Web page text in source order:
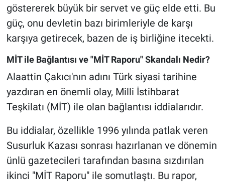
göstererek büyük bir servet ve güç elde etti. Bu
güç, onu devletin bazı birimleriyle de karşı
karşıya getirecek, bazen de iş birliğine itecekti.
MİT ile Bağlantısı ve "MİT Raporu" Skandalı Nedir?
Alaattin Çakıcı'nın adını Türk siyasi tarihine
yazdıran en önemli olay, Milli İstihbarat
Teşkilatı (MİT) ile olan bağlantısı iddialarıdır.
Bu iddialar, özellikle 1996 yılında patlak veren
Susurluk Kazası sonrası hazırlanan ve dönemin
ünlü gazetecileri tarafından basına sızdırılan
ikinci "MİT Raporu" ile somutlaştı. Bu rapor,